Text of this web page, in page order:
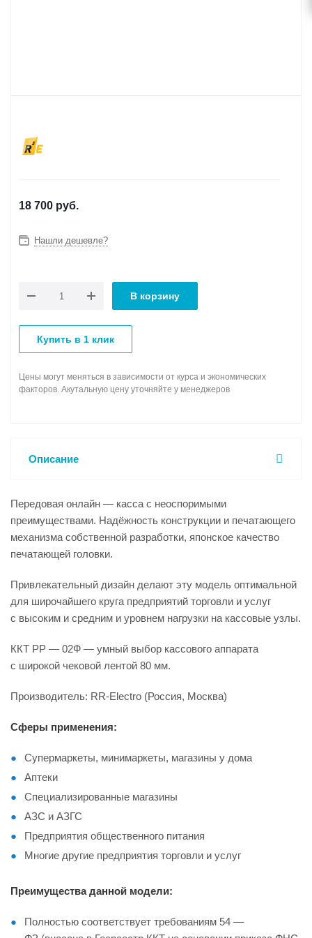
18 700 руб.
Нашли дешевле?
В корзину
Купить в 1 клик
Цены могут меняться в зависимости от курса и экономических
факторов. Акутальную цену уточняйте у менеджеров
Описание
Передовая онлайн — касса с неоспоримыми
преимуществами. Надёжность конструкции и печатающего
механизма собственной разработки, японское качество
печатающей головки.
Привлекательный дизайн делают эту модель оптимальной
для широчайшего круга предприятий торговли и услуг
с высоким и средним и уровнем нагрузки на кассовые узлы.
ККТ РР — 02Ф — умный выбор кассового аппарата
с широкой чековой лентой 80 мм.
Производитель: RR-Electro (Россия, Москва)
Сферы применения:
Супермаркеты, минимаркеты, магазины у дома
Аптеки
Специализированные магазины
АЗС и АЗГС
Предприятия общественного питания
Многие другие предприятия торговли и услуг
Преимущества данной модели:
Полностью соответствует требованиям 54 —